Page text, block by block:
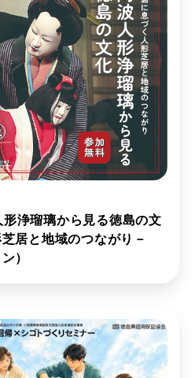
形浄瑠璃から見る徳島の文
居と地域のつながり－
）